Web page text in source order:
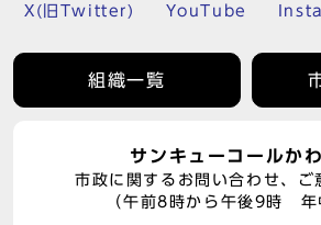
X(旧Twitter) YouTube
組織一覧
サンキューコールか
市政に関するお問い合わせ、ご
（午前8時から午後9時 年